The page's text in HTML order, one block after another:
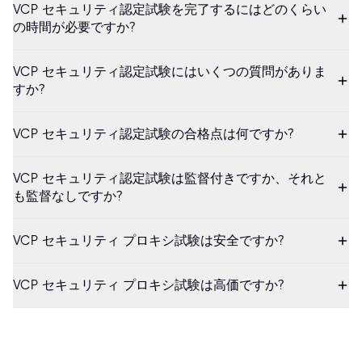
VCP セキュリティ認定試験を完了するにはどのくらい
の時間が必要ですか?
VCP セキュリティ認定試験にはいくつの質問がありま
すか?
VCP セキュリティ認定試験の合格点は何ですか?
VCP セキュリティ認定試験は監督付きですか、それと
も監督なしですか?
VCP セキュリティ プロキシ試験は安全ですか?
VCP セキュリティ プロキシ試験は高価ですか?